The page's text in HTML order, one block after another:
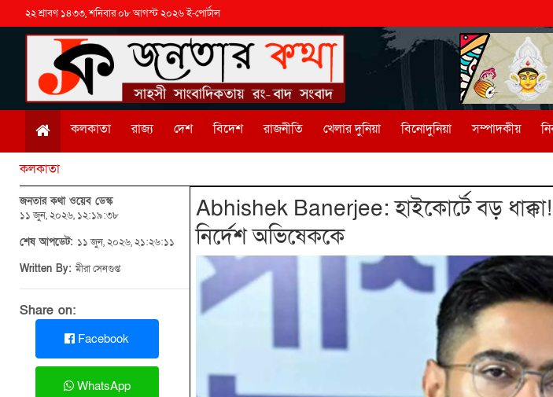
২২ শ্রাবণ ১৪৩৩, শনিবার ০৮ আগস্ট ২০২৬ ই-পোর্টাল
কলকাতা রাজ্য দেশ বিদেশ রাজনীতি খেলার দুনিয়া বিনোদুনিয়া সম্পাদকীয়
কলকাতা
জনতার কথা ওয়েব ডেস্ক
১১ জুন, ২০২৬, ১২:১৯:৩৮
শেষ আপডেট: ১১ জুন, ২০২৬, ২১:২৬:১১
Written By:মীরা সেনগুপ্ত
Share on:
Facebook
WhatsApp
Abhishek Banerjee: হাইকোর্টে বড়
নির্দেশ অভিষেককে